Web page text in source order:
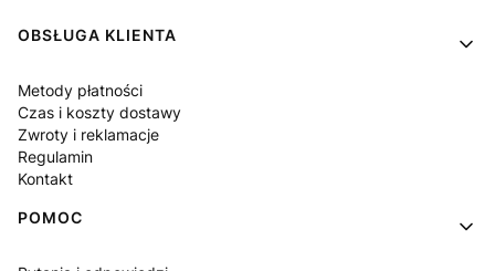
Linki w stopce
OBSŁUGA KLIENTA
Metody płatności
Czas i koszty dostawy
Zwroty i reklamacje
Regulamin
Kontakt
POMOC